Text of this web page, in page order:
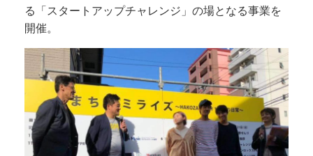
る「スタートアップチャレンジ」の場となる事業を
開催。